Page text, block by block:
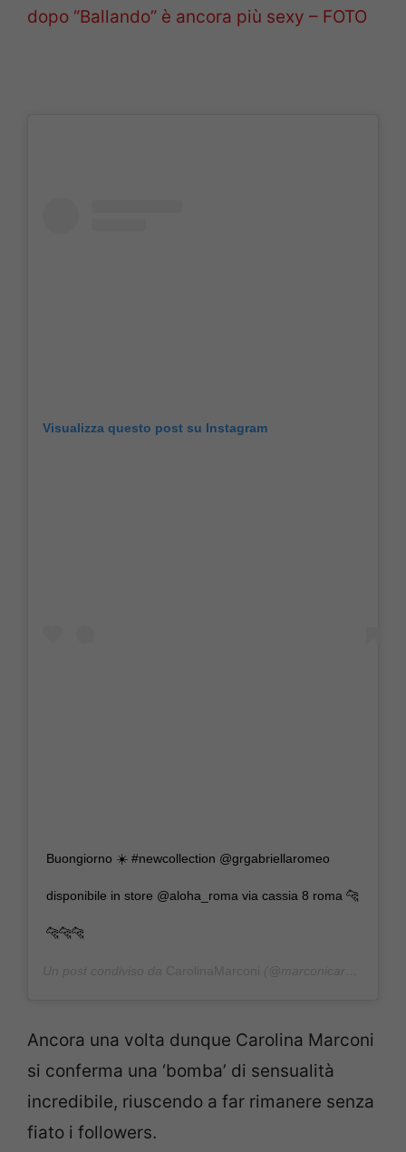
dopo “Ballando” è ancora più sexy – FOTO
Visualizza questo post su Instagram
Buongiorno ☀️ #newcollection @grgabriellaromeo
disponibile in store @aloha_roma via cassia 8 roma 🐆
🐆🐆🐆
Ancora una volta dunque Carolina Marconi
si conferma una ‘bomba’ di sensualità
incredibile, riuscendo a far rimanere senza
fiato i followers.